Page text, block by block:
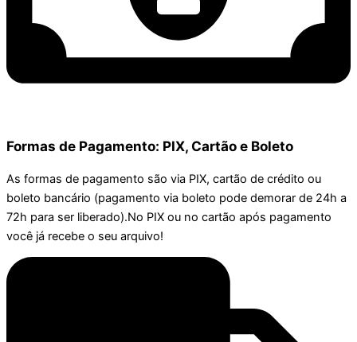
Formas de Pagamento: PIX, Cartão e Boleto
As formas de pagamento são via PIX, cartão de crédito ou
boleto bancário (pagamento via boleto pode demorar de 24h a
72h para ser liberado).No PIX ou no cartão após pagamento
você já recebe o seu arquivo!